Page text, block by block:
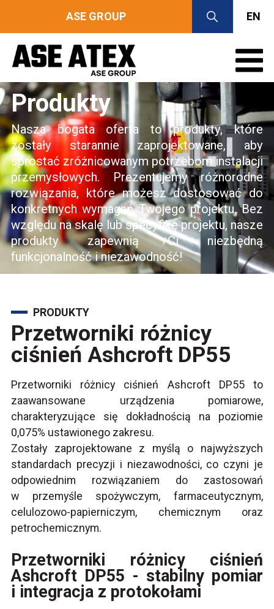
ASE GROUP EN
Produkty
Nasza bogata oferta to produkty, które
zostały starannie zaprojektowane, aby
sprostać zróżnicowanym potrzebom instalacji
przemysłowych. Prezentujemy różnorodne
rozwiązania, które możesz dostosować do
konkretnych wymagań Twojego projektu. Bez
względu na skalę lub specyfikę projektu, nasze
produkty zapewnią Ci niezbędną
funkcjonalność i niezawodność!
PRODUKTY
Przetworniki różnicy
ciśnień Ashcroft DP55
Przetworniki różnicy ciśnień Ashcroft DP55 to
zaawansowane urządzenia pomiarowe,
charakteryzujące się dokładnością na poziomie
0,075% ustawionego zakresu.
Zostały zaprojektowane z myślą o najwyższych
standardach precyzji i niezawodności, co czyni je
odpowiednim rozwiązaniem do zastosowań
w przemyśle spożywczym, farmaceutycznym,
celulozowo-papierniczym, chemicznym oraz
petrochemicznym.
Przetworniki różnicy ciśnień
Ashcroft DP55 - stabilny pomiar
i integracja z protokołami